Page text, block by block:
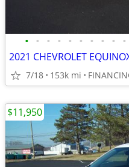
• • • • • • • • • •
2021 CHEVROLET
7/18 153k mi
$11,950